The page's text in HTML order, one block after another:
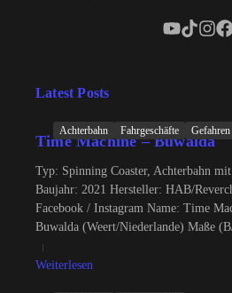
Latest Posts
Achterbahn Fahrgeschäfte Gefahren
Time Machine – Buwalda
Typ: Spinning Coaster, Achterbahn
Baujahr: 2021 Hersteller: HAB/
Facebook / Instagram Name: Time
Buwalda (Weert/Niederlande) Maße
Weiterlesen